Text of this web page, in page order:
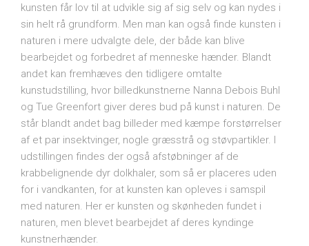
kunsten får lov til at udvikle sig af sig selv og kan nydes i
sin helt rå grundform. Men man kan også finde kunsten i
naturen i mere udvalgte dele, der både kan blive
bearbejdet og forbedret af menneske hænder. Blandt
andet kan fremhæves den tidligere omtalte
kunstudstilling, hvor billedkunstnerne Nanna Debois Buhl
og Tue Greenfort giver deres bud på kunst i naturen. De
står blandt andet bag billeder med kæmpe forstørrelser
af et par insektvinger, nogle græsstrå og støvpartikler. I
udstillingen findes der også afstøbninger af de
krabbelignende dyr dolkhaler, som så er placeres uden
for i vandkanten, for at kunsten kan opleves i samspil
med naturen. Her er kunsten og skønheden fundet i
naturen, men blevet bearbejdet af deres kyndinge
kunstnerhænder.